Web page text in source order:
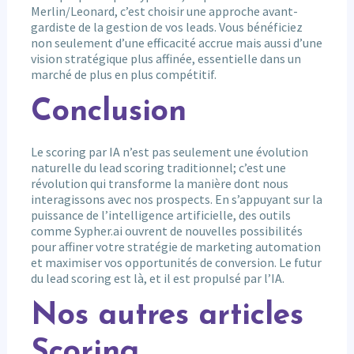
Merlin/Leonard, c’est choisir une approche avant-
gardiste de la gestion de vos leads. Vous bénéficiez
non seulement d’une efficacité accrue mais aussi d’une
vision stratégique plus affinée, essentielle dans un
marché de plus en plus compétitif.
Conclusion
Le scoring par IA n’est pas seulement une évolution
naturelle du lead scoring traditionnel; c’est une
révolution qui transforme la manière dont nous
interagissons avec nos prospects. En s’appuyant sur la
puissance de l’intelligence artificielle, des outils
comme Sypher.ai ouvrent de nouvelles possibilités
pour affiner votre stratégie de marketing automation
et maximiser vos opportunités de conversion. Le futur
du lead scoring est là, et il est propulsé par l’IA.
Nos autres articles